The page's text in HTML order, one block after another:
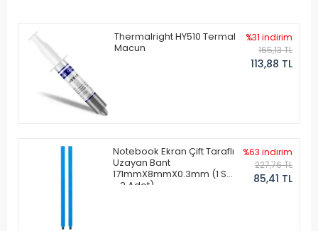
Thermalright HY510 Termal
Macun
%31 indirim
165,13 TL
113,88 TL
Notebook Ekran Çift Taraflı
Uzayan Bant
171mmX8mmX0.3mm (1 Set
- 2 Adet)
%63 indirim
227,76 TL
85,41 TL